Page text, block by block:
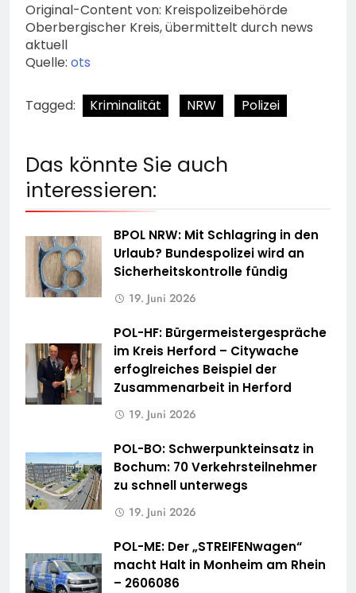
Original-Content von: Kreispolizeibehörde
Oberbergischer Kreis, übermittelt durch news
aktuell
Quelle: ots
Tagged: Kriminalität NRW Polizei
Das könnte Sie auch
interessieren:
BPOL NRW: Mit Schlagring in den
Urlaub? Bundespolizei wird an
Sicherheitskontrolle fündig
19. Juni 2026
POL-HF: Bürgermeistergespräche
im Kreis Herford – Citywache
erfoglreiches Beispiel der
Zusammenarbeit in Herford
19. Juni 2026
POL-BO: Schwerpunkteinsatz in
Bochum: 70 Verkehrsteilnehmer
zu schnell unterwegs
19. Juni 2026
POL-ME: Der „STREIFENwagen“
macht Halt in Monheim am Rhein
– 2606086